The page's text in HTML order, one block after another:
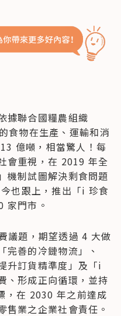
據聯合國糧農組織
食物在生產、運輸和消
億噸，相當驚人！每
會重視，在 2019 年全
機制試圖解決剩食問題
也跟上，推出「i 珍食
家門市。
議題，期望透過 4 大做
完善的冷鏈物流」、
升訂貨精準度」及「i
、形成正向循環，並持
，在 2030 年之前達成
售業之企業社會責任。